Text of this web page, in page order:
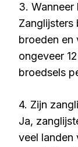
3. Wanneer
Zanglijsters
broeden en
ongeveer
broedsels
4. Zijn
Ja,
veel landen